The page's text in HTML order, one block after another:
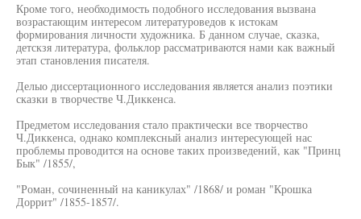
Кроме того, необходимость подобного исследования вызвана
возрастающим интересом литературоведов к истокам
формирования личности художника. Б данном случае, сказка,
детскзя литература, фольклор рассматриваются нами как важный
этап становления писателя.
Делыо диссертационного исследования является анализ поэтики
сказки в творчестве Ч.Диккенса.
Предметом исследования стало практически все творчество
Ч.Диккенса, однако комплексный анализ интересующей нас
проблемы проводится на основе таких произведений, как "Принц
Бык" /1855/,
"Роман, сочиненный на каникулах" /1868/ и роман "Крошка
Доррит" /1855-1857/.